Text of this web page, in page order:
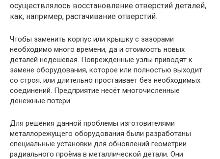
осуществлялось восстановление отверстий деталей,
как, например, растачивание отверстий.
Чтобы заменить корпус или крышку с зазорами
необходимо много времени, да и стоимость новых
деталей недешёвая. Повреждённые узлы приводят к
замене оборудования, которое или полностью выходит
со строя, или длительно простаивает без необходимых
соединений. Предприятие несёт многочисленные
денежные потери.
Для решения данной проблемы изготовителями
металлорежущего оборудования были разработаны
специальные установки для обновлений геометрии
радиального проёма в металлической детали. Они